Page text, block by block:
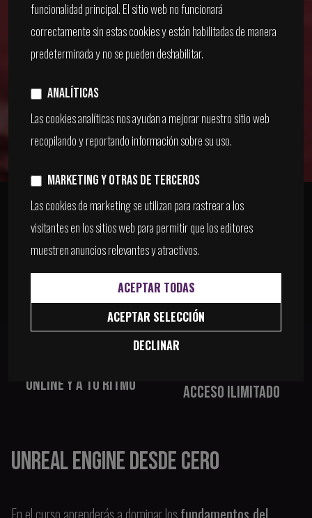
UNREAL ENGINE DESDE
CERO
COMPRAR CURSO
ONLINE Y A TU RITMO ACCESO ILIMITADO
UNREAL ENGINE DESDE CERO
funcionalidad principal. El sitio web no funcionará
correctamente sin estas cookies y están habilitadas de manera
predeterminada y no se pueden deshabilitar.
Analíticas
Las cookies analíticas nos ayudan a mejorar nuestro sitio web
recopilando y reportando información sobre su uso.
Marketing y otras de terceros
Las cookies de marketing se utilizan para rastrear a los
visitantes en los sitios web para permitir que los editores
muestren anuncios relevantes y atractivos.
ACEPTAR TODAS
ACEPTAR SELECCIÓN
DECLINAR